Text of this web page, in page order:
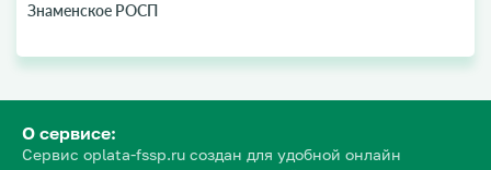
Знаменское РОСП
О сервисе:
Сервис oplata-fssp.ru создан для удобной онлайн